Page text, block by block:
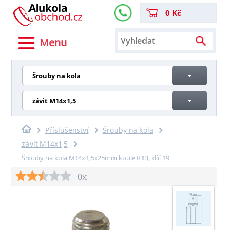
Menu
0 Kč
Šrouby na kola
závit M14x1,5
Příslušenství
Šrouby na kola
závit M14x1,5
Šrouby na kola M14x1,5x25mm koule R13, klíč 19
0x